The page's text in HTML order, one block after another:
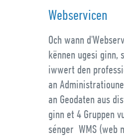
Webservicen
Och wann
kënnen ugesi ginn,
iwwert den
an
an Geodaten aus
ginn et 4 Gruppen
sénger WMS (web